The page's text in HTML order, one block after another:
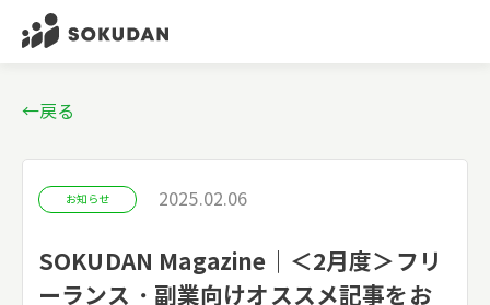
←戻る
お知らせ 2025.02.06
SOKUDAN Magazine｜＜2月度＞フリ
ーランス・副業向けオススメ記事をお